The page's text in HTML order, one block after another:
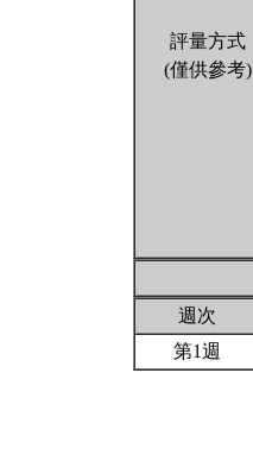
評量方式
(僅供參考)
週次
第1週